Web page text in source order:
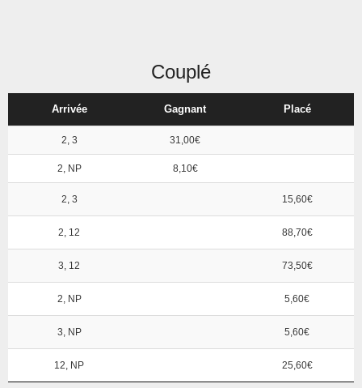
Couplé
Arrivée Gagnant Placé
2, 3 31,00€
2, NP 8,10€
2, 3 15,60€
2, 12 88,70€
3, 12 73,50€
2, NP 5,60€
3, NP 5,60€
12, NP 25,60€